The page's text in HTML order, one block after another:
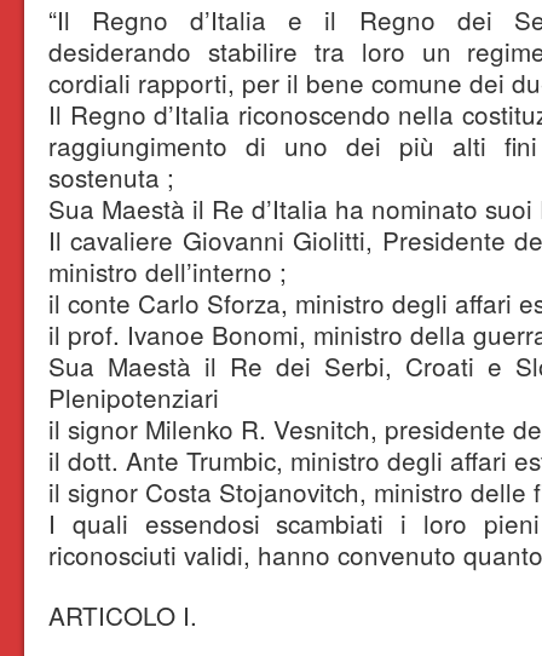
“Il Regno d’Italia e il Regno dei
desiderando stabilire tra loro un
cordiali rapporti, per il bene comune dei
Il Regno d’Italia riconoscendo nella
raggiungimento di uno dei più alti
sostenuta ;
Sua Maestà il Re d’Italia ha nominato
Il cavaliere Giovanni Giolitti, Presidente
ministro dell’interno ;
il conte Carlo Sforza, ministro degli affari
il prof. Ivanoe Bonomi, ministro della
Sua Maestà il Re dei Serbi, Croati e
Plenipotenziari
il signor Milenko R. Vesnitch, presidente
il dott. Ante Trumbic, ministro degli affari
il signor Costa Stojanovitch, ministro delle
I quali essendosi scambiati i loro
riconosciuti validi, hanno convenuto
ARTICOLO I.